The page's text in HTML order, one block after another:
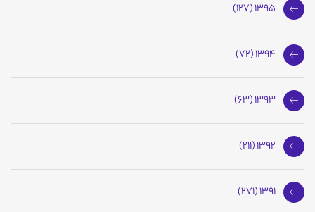
1395 (127)
1394 (72)
1393 (63)
1392 (211)
1391 (271)